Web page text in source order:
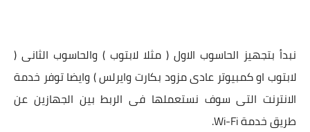
نبدأ بتجهيز الحاسوب الاول ( مثلا لابتوب ) والحاسوب الثانى (
لابتوب او كمبيوتر عادى مزود بكارت وايرلس ) وايضا توفر خدمة
الانترنت التى سوف نستعملها فى الربط بين الجهازين عن
طريق خدمة Wi-Fi.